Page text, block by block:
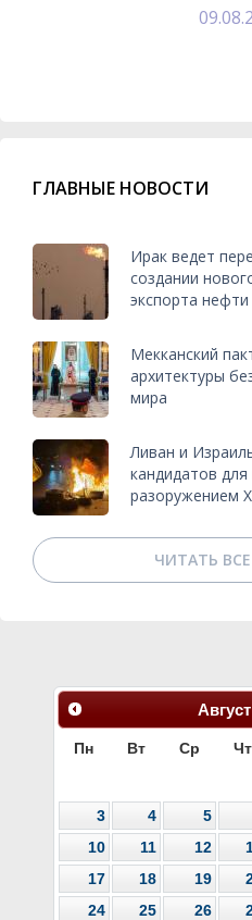
ГЛАВНЫЕ НОВОСТИ
Ирак ведет
создании
экспорта нефти
Мекканский
архитектуры
мира
Ливан и
кандидатов
разоружением
ЧИТАТЬ
Август
Пн Вт Ср Чт
3
4 5
10
11 12
17
18 19
24
25 26